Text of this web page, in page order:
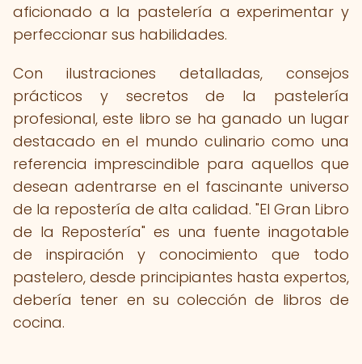
aficionado a la pastelería a experimentar y
perfeccionar sus habilidades.
Con ilustraciones detalladas, consejos
prácticos y secretos de la pastelería
profesional, este libro se ha ganado un lugar
destacado en el mundo culinario como una
referencia imprescindible para aquellos que
desean adentrarse en el fascinante universo
de la repostería de alta calidad. "El Gran Libro
de la Repostería" es una fuente inagotable
de inspiración y conocimiento que todo
pastelero, desde principiantes hasta expertos,
debería tener en su colección de libros de
cocina.